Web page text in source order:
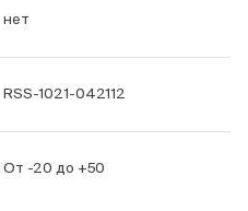
нет
RSS-1021-042112
От -20 до +50